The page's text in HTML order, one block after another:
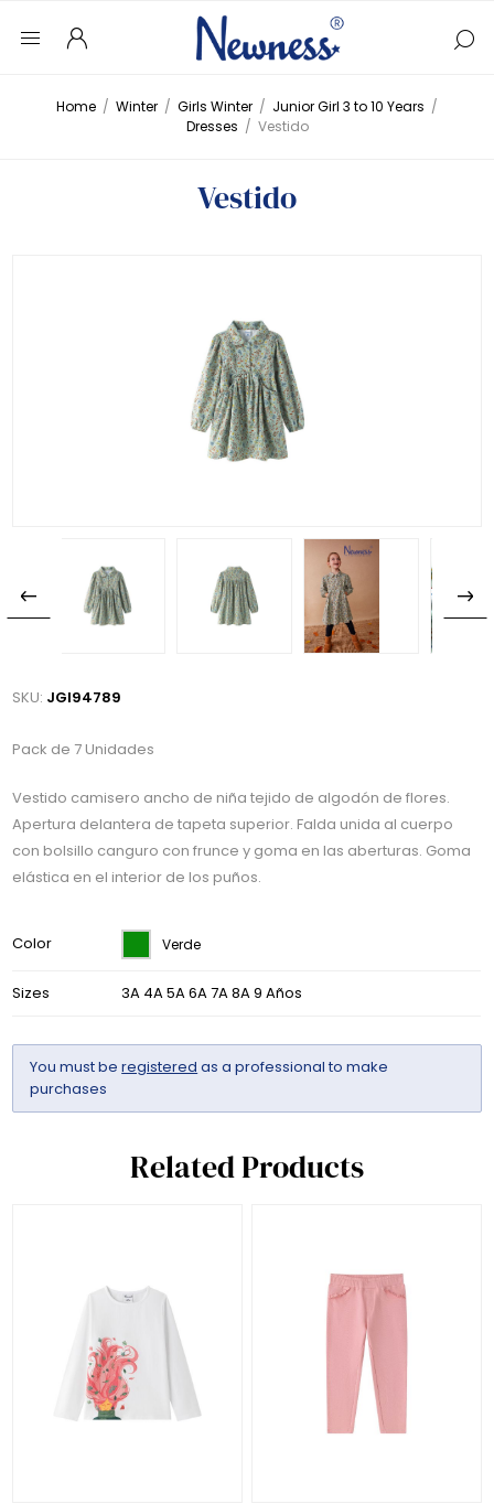
Home / Winter / Girls Winter / Junior Girl 3 to 10 Years /
Dresses / Vestido
Vestido
SKU: JGI94789
Pack de 7 Unidades
Vestido camisero ancho de niña tejido de algodón de flores.
Apertura delantera de tapeta superior. Falda unida al cuerpo
con bolsillo canguro con frunce y goma en las aberturas. Goma
elástica en el interior de los puños.
Color Verde
Sizes 3A 4A 5A 6A 7A 8A 9 Años
You must beregistered as a professional to make
purchases
Related Products